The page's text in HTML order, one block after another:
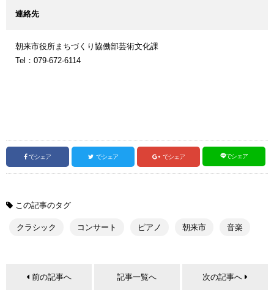
連絡先
朝来市役所まちづくり協働部芸術文化課
Tel：079-672-6114
でシェア でシェア でシェア でシェア
この記事のタグ
クラシック コンサート ピアノ 朝来市 音楽
前の記事へ 記事一覧へ 次の記事へ